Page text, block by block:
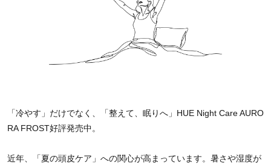
「冷やす」だけでなく、「整えて、眠りへ」HUE Night Care AURO
RA FROST好評発売中。
近年、「夏の頭皮ケア」への関心が高まっています。暑さや湿度が